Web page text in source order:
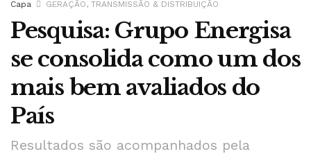
Capa GERAÇÃO, TRANSMISSÃO & DISTRIBUIÇÃO
Pesquisa: Grupo Energisa
se consolida como um dos
mais bem avaliados do
País
Resultados são acompanhados pela